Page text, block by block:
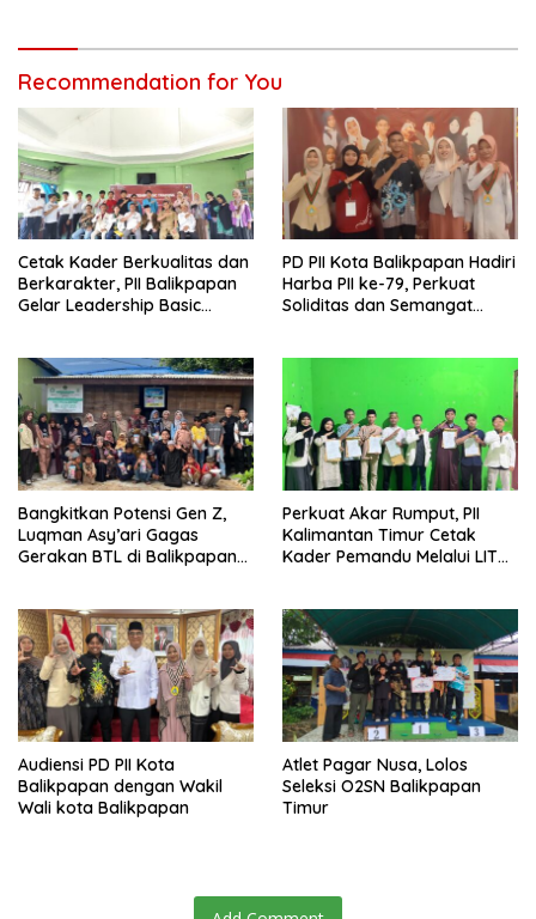
Recommendation for You
Cetak Kader Berkualitas dan
Berkarakter, PII Balikpapan
Gelar Leadership Basic
PD PII Kota Balikpapan Hadiri
Harba PII ke-79, Perkuat
Soliditas dan Semangat
Bangkitkan Potensi Gen Z,
Luqman Asy’ari Gagas
Gerakan BTL di Balikpapan
Perkuat Akar Rumput, PII
Kalimantan Timur Cetak
Kader Pemandu Melalui LIT
Audiensi PD PII Kota
Balikpapan dengan Wakil
Wali kota Balikpapan
Atlet Pagar Nusa, Lolos
Seleksi O2SN Balikpapan
Timur